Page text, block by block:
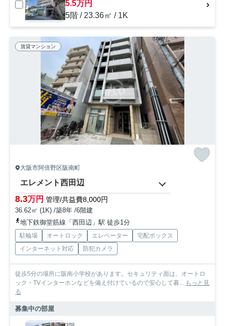
5.5万円
5階 / 23.36㎡ / 1K
賃貸マンション
大阪市阿倍野区阪南町
エレメント西田辺
8.3万円 管理/共益費8,000円
36.62㎡ (1K) /築8年 /6階建
地下鉄御堂筋線「西田辺」駅 徒歩1分
駐輪場 オートロック エレベーター
宅配ボックス
インターネット対応
防犯カメラ
徒歩5分の場所に阪南小学校があります。セキュリティ面は、オートロ
ック・TVインターホンなどを備え付けているので安心して暮... もっと見
る
募集中の部屋